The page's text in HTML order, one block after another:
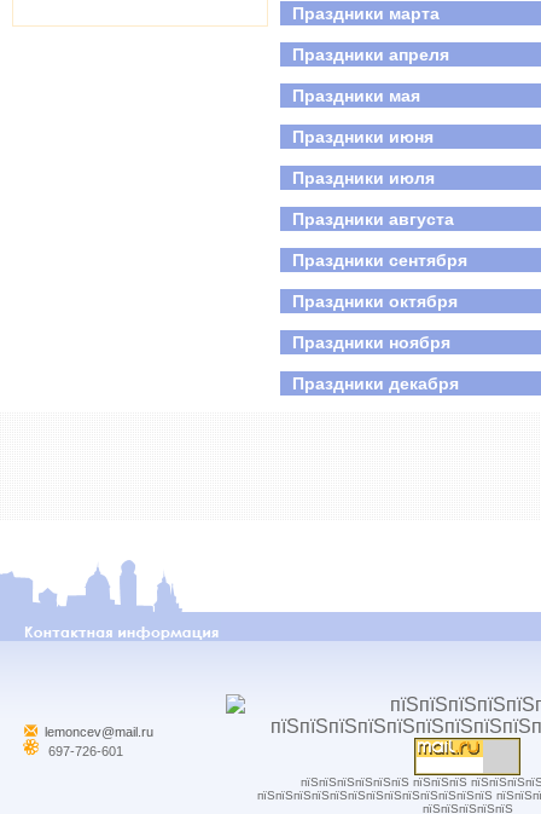
Праздники марта
Праздники апреля
Праздники мая
Праздники июня
Праздники июля
Праздники августа
Праздники сентября
Праздники октября
Праздники ноября
Праздники декабря
lemoncev@mail.ru
697-726-601
пїЅпїЅпїЅпїЅпїЅпїЅ пїЅпїЅпїЅ
пїЅпїЅпїЅпїЅпїЅпїЅпїЅпїЅпїЅпїЅпїЅпїЅпїЅ
пїЅпїЅпїЅпїЅпїЅ